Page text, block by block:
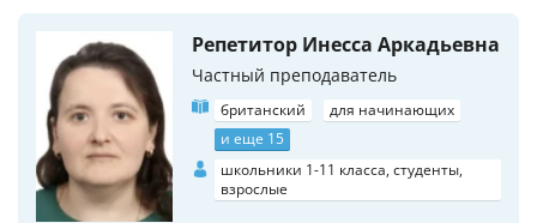
Репетитор Инесса Аркадьевна
Частный преподаватель
британский
для начинающих
и еще 15
школьники 1-11 класса, студенты,
взрослые